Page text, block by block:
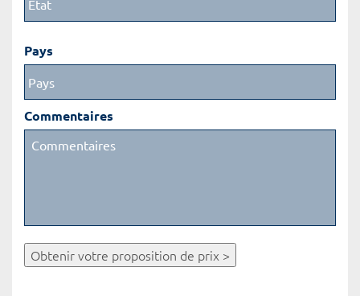
Pays
Commentaires
Obtenir votre proposition de prix >